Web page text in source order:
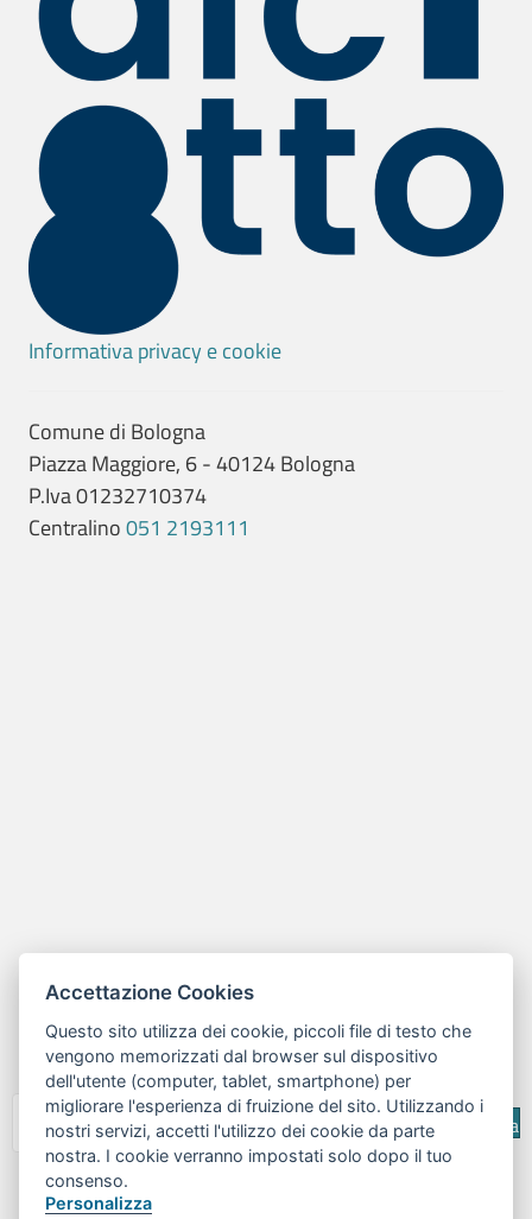
Informativa privacy e cookie
Comune di Bologna
Piazza Maggiore, 6 - 40124 Bologna
P.Iva 01232710374
Centralino051 2193111
Cerca
© 2026 | Centro RiESco - Tutti i diritti sono riservati
Accettazione Cookies
Questo sito utilizza dei cookie, piccoli file di testo che
vengono memorizzati dal browser sul dispositivo
dell'utente (computer, tablet, smartphone) per
migliorare l'esperienza di fruizione del sito. Utilizzando i
nostri servizi, accetti l'utilizzo dei cookie da parte
nostra. I cookie verranno impostati solo dopo il tuo
consenso.
Personalizza